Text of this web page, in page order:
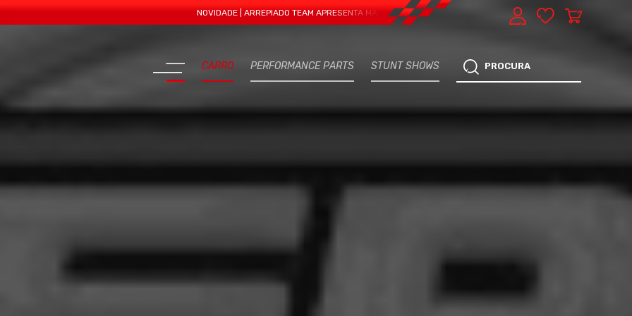
NOVIDADE | ARREPIADO TEAM APRESENTA MAIS UMA VERTENTE - EXPRESS CAR SERVICE, MANUTENÇÃO DO TEU
CARRO PERFORMANCE PARTS STUNT SHOWS